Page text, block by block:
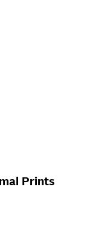
Prints